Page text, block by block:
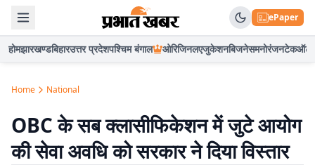
ePaper
होमझारखण्डबिहारउत्तर प्रदेशपश्चिम बंगाल ओरिजिनलएजुकेशनबिजनेसमनोरंजनटेकऑटो
Home National
OBC के सब क्लासीफिकेशन में जुटे आयोग
की सेवा अवधि को सरकार ने दिया विस्तार